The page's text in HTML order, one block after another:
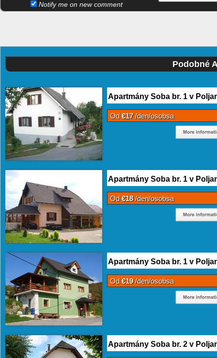
Notify me on new comment
Podobné
Apartmány Soba br. 1 v
Od€17/den/osobsa
Apartmány Soba br. 1 v
Od€18/den/osobsa
Apartmány Soba br. 1 v
Od€19/den/osobsa
Apartmány Soba br. 2 v